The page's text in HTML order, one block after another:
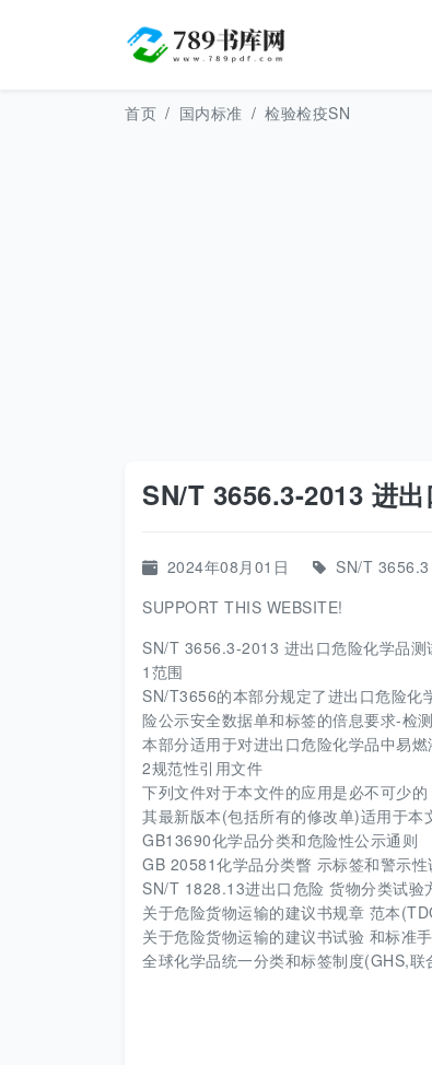
首页 国内标准 检验检疫SN
SN/T 3656.3-2013 进
2024年08月01日
SN/T 3656.3
SUPPORT THIS WEBSITE!
SN/T 3656.3-2013 进出口危险化学品
1范围
SN/T3656的本部分规定了进出口危险
险公示安全数据单和标签的倍息要求-检
本部分适用于对进出口危险化学品中易燃
2规范性引用文件
下列文件对于本文件的应用是必不可少
其最新版本(包括所有的修改单)适用于本
GB13690化学品分类和危险性公示通则
GB 20581化学品分类瞥 示标签和警示
SN/T 1828.13进出口危险 货物分类试验
关于危险货物运输的建议书规章 范本
关于危险货物运输的建议书试验 和标准
全球化学品统一分类和标签制度(GHS,联